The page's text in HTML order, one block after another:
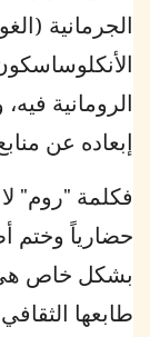
الجرمانية
الرومانية
إبعاده عن
فكلمة "روم" لا
حضارياً وختم
بشكل خاص هي
طابعها